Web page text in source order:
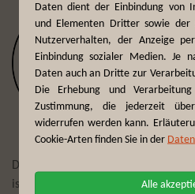
Daten dient der Einbindung von
und Elementen Dritter sowie der
Nutzerverhalten, der Anzeige
Einbindung sozialer Medien. Je
Daten auch an Dritte zur
Die Erhebung und
Zustimmung, die jederzeit
widerrufen werden kann.
Cookie-Arten finden Sie in der
Alle
Der Reiseveranstalter First
ist seit mehr als 75 Jahren Experte